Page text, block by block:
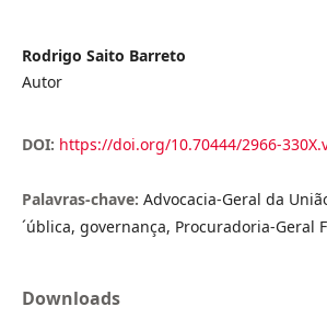
Rodrigo Saito Barreto
Autor
DOI: https://doi.org/10.70444/2966-
Palavras-chave: Advocacia-Geral da
´ública, governança, Procuradoria-Geral
Downloads